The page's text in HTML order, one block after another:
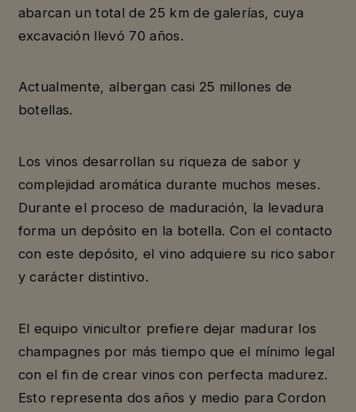
abarcan un total de 25 km de galerías, cuya
excavación llevó 70 años.
Actualmente, albergan casi 25 millones de
botellas.
Los vinos desarrollan su riqueza de sabor y
complejidad aromática durante muchos meses.
Durante el proceso de maduración, la levadura
forma un depósito en la botella. Con el contacto
con este depósito, el vino adquiere su rico sabor
y carácter distintivo.
El equipo vinicultor prefiere dejar madurar los
champagnes por más tiempo que el mínimo legal
con el fin de crear vinos con perfecta madurez.
Esto representa dos años y medio para Cordon